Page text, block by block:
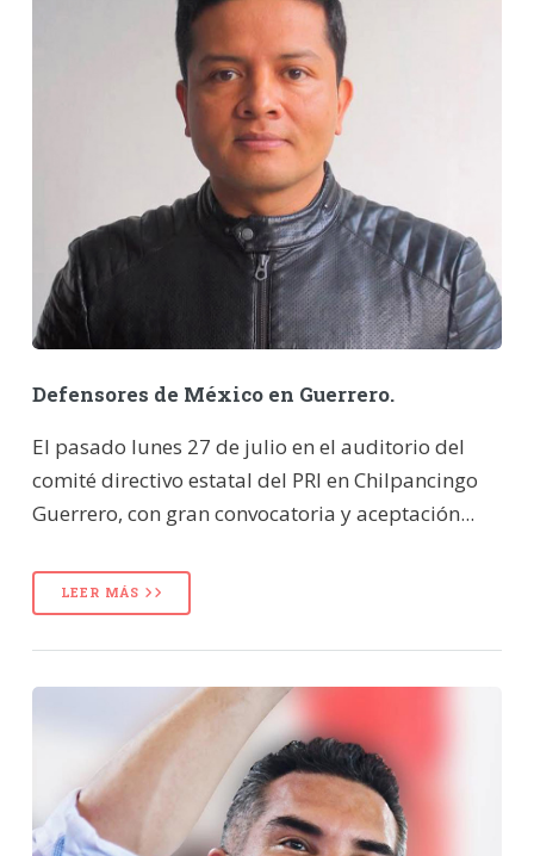
Defensores de México en Guerrero.
El pasado lunes 27 de julio en el auditorio del
comité directivo estatal del PRI en Chilpancingo
Guerrero, con gran convocatoria y aceptación...
LEER MÁS